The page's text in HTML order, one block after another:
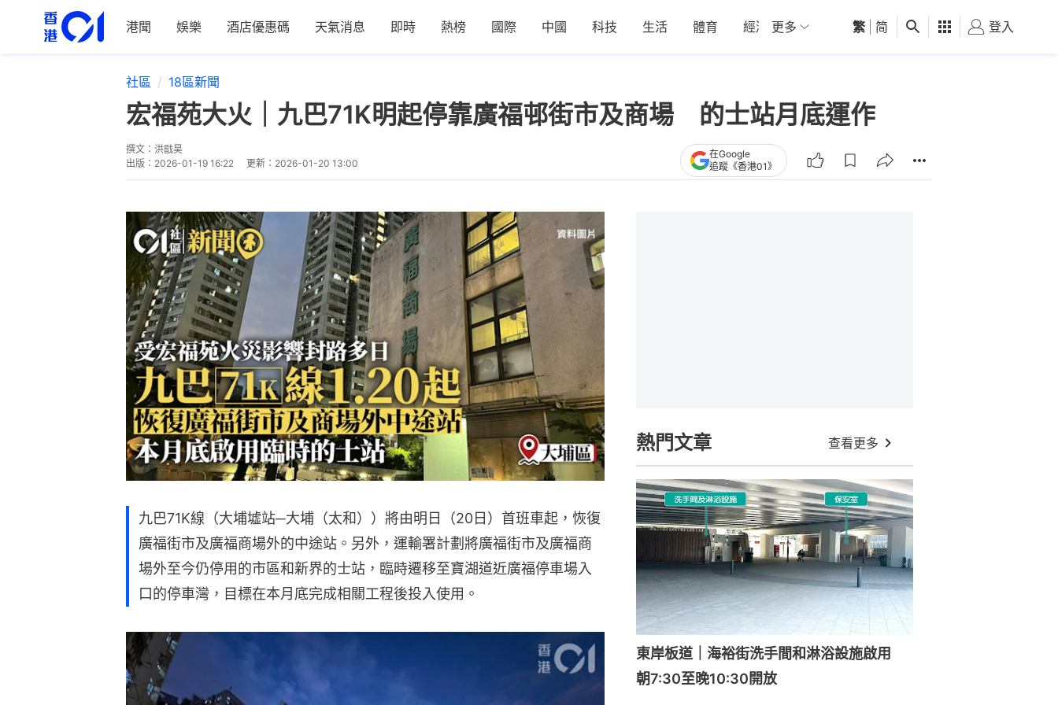
港聞 娛樂 酒店優惠碼 天氣消息 即時 熱榜 國際 中國 科技 生活 體育 經濟 01深圳 觀點 健康 好食玩飛
更多 繁 简 登入
社區 18區新聞
宏福苑大火｜九巴71K明起停靠廣福邨街市及商場 的士站月底運作
撰文： 洪戩昊
出版： 2026-01-19 16:22 更新： 2026-01-20 13:00
在Google
追蹤《香港01》
九巴71K線（大埔墟站─大埔（太和））將由明日（20日）首班車起，恢復
廣福街市及廣福商場外的中途站。另外，運輸署計劃將廣福街市及廣福商
場外至今仍停用的市區和新界的士站，臨時遷移至寶湖道近廣福停車場入
口的停車灣，目標在本月底完成相關工程後投入使用。
熱門文章 查看更多
東岸板道｜海裕街洗手間和淋浴設施啟用
朝7:30至晚10:30開放